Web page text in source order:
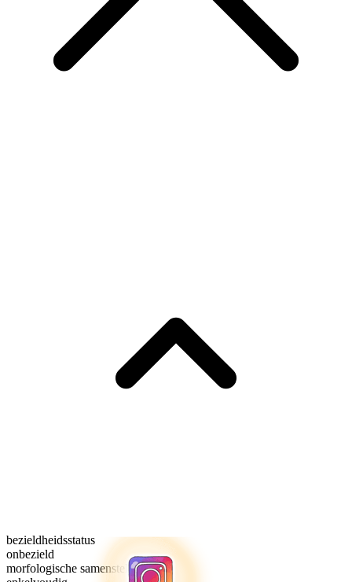
bezieldheidsstatus
onbezield
morfologische samenstelling